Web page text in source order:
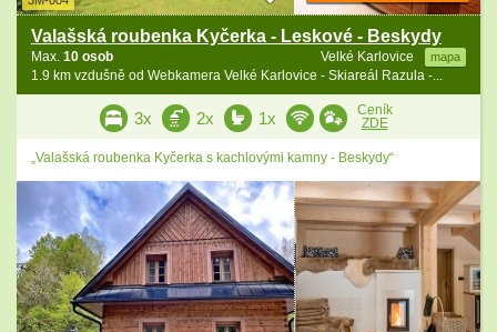
Valašská roubenka Kyčerka - Leskové - Beskydy
Velké Karlovice mapa
Max. 10 osob
1.9 km vzdušně od Webkamera Velké Karlovice - Skiareál Razula -...
3x 2x 1x
Ceník
ZDE
„Valašská roubenka Kyčerka s kachlovými kamny - Beskydy“